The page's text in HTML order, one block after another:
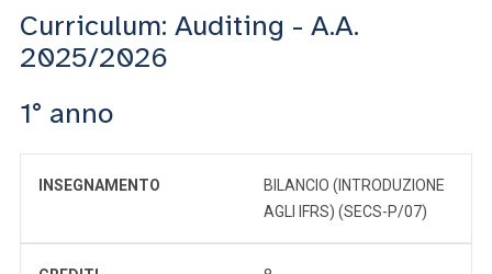
Curriculum: Auditing - A.A.
2025/2026
1° anno
INSEGNAMENTO
BILANCIO (INTRODUZIONE
AGLI IFRS) (SECS-P/07)